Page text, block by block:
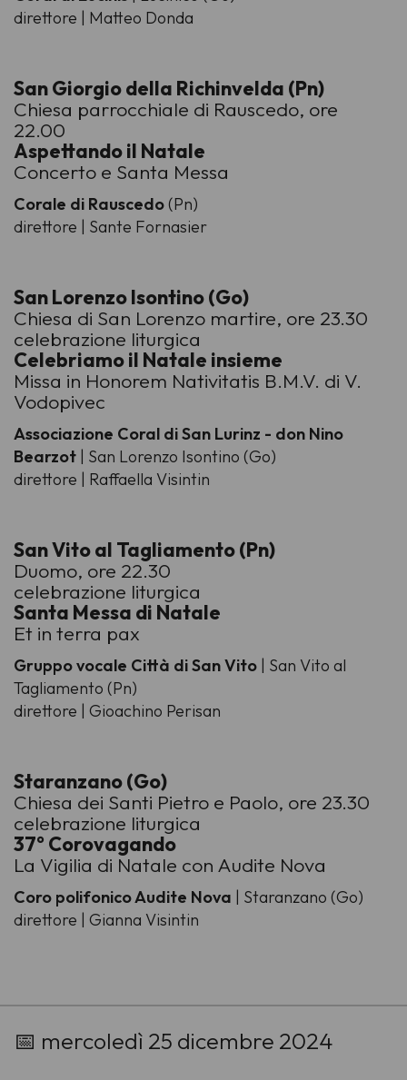
direttore | Matteo Donda
San Giorgio della Richinvelda (Pn)
Chiesa parrocchiale di Rauscedo, ore
22.00
Aspettando il Natale
Concerto e Santa Messa
Corale di Rauscedo(Pn)
direttore | Sante Fornasier
San Lorenzo Isontino (Go)
Chiesa di San Lorenzo martire, ore 23.30
celebrazione liturgica
Celebriamo il Natale insieme
Missa in Honorem Nativitatis B.M.V. di V.
Vodopivec
Associazione Coral di San Lurinz - don Nino
Bearzot | San Lorenzo Isontino (Go)
direttore | Raffaella Visintin
San Vito al Tagliamento (Pn)
Duomo, ore 22.30
celebrazione liturgica
Santa Messa di Natale
Et in terra pax
Gruppo vocale Città di San Vito | San Vito al
Tagliamento (Pn)
direttore | Gioachino Perisan
Staranzano (Go)
Chiesa dei Santi Pietro e Paolo, ore 23.30
celebrazione liturgica
37° Corovagando
La Vigilia di Natale con Audite Nova
Coro polifonico Audite Nova | Staranzano (Go)
direttore | Gianna Visintin
📅 mercoledì 25 dicembre 2024